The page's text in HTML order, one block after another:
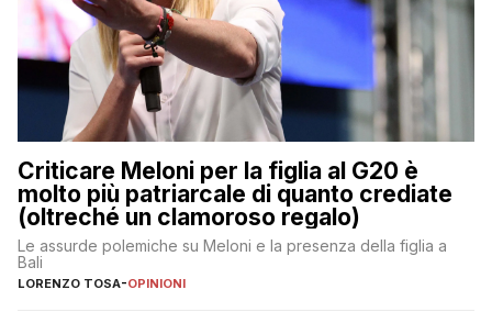
Criticare Meloni per la figlia al G20 è
molto più patriarcale di quanto crediate
(oltreché un clamoroso regalo)
Le assurde polemiche su Meloni e la presenza della figlia a
Bali
LORENZO TOSA-OPINIONI